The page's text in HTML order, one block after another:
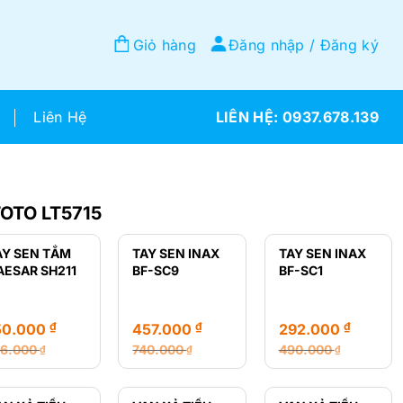
Giỏ hàng Đăng nhập / Đăng ký
Liên Hệ 0937.678.139
LT5715
SEN TẮM
SH211
₫
₫
TAY SEN INAX
BF-SC9
740.000₫
Giá
gốc
457.000₫
Giá
hiện
TAY SEN INAX
BF-SC1
490.000₫
Giá
gốc
292.000 ₫
Giá
hiện